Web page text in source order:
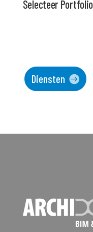
Selecteer Portfolio
Diensten